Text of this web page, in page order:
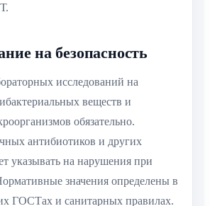
на безопасность
исследований на
веществ и
обязательно.
антибиотиков и других
указывать на нарушения при
значения определены в
ГОСТах и санитарных правилах.